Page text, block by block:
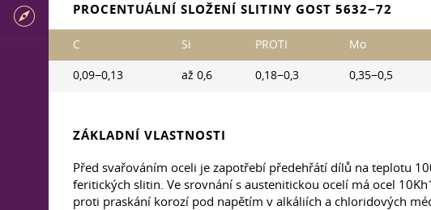
PROCENTUÁLNÍ SLOŽENÍ SLITINY GOST 5632−72
C Si PROTI Mo
0,09−0,13 až 0,6 0,18−0,3 0,35−0,5
ZÁKLADNÍ VLASTNOSTI
Před svařováním oceli je zapotřebí předehřátí dílů na teplotu
feritických slitin. Ve srovnání s austenitickou ocelí má ocel
proti praskání korozí pod napětím v alkáliích a chloridových